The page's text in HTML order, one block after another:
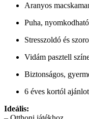
Aranyos
Puha,
Stresszoldó és
Vidám pasztell
Biztonságos,
6 éves kortól
Ideális: